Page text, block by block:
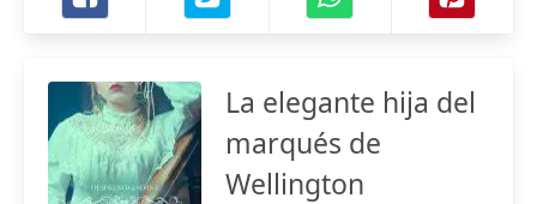
La elegante hija del
marqués de
Wellington